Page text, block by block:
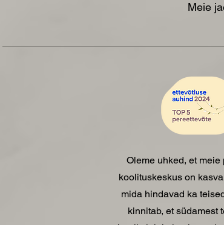
Meie
Oleme uhked, et meie
koolituskeskus on
mida hindavad ka
kinnitab, et südamest